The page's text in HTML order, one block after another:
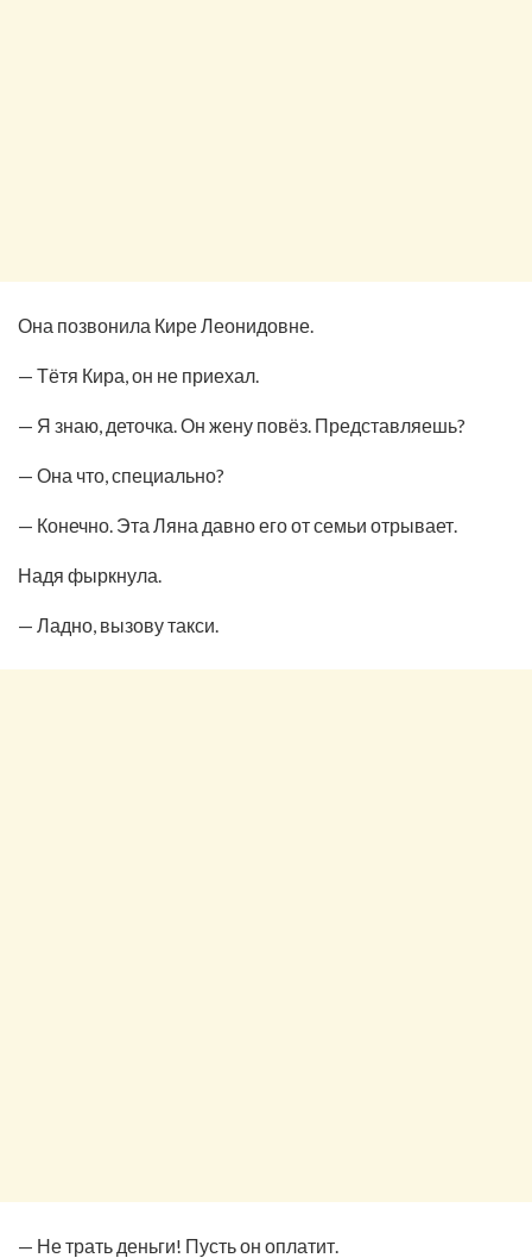
Она позвонила Кире Леонидовне.
— Тётя Кира, он не приехал.
— Я знаю, деточка. Он жену повёз. Представляешь?
— Она что, специально?
— Конечно. Эта Ляна давно его от семьи отрывает.
Надя фыркнула.
— Ладно, вызову такси.
— Не трать деньги! Пусть он оплатит.